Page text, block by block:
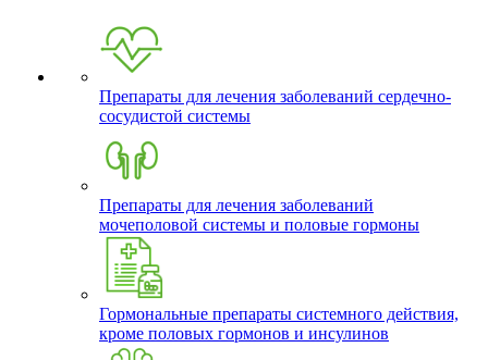
Препараты для лечения заболеваний сердечно-
сосудистой системы
Препараты для лечения заболеваний
мочеполовой системы и половые гормоны
Гормональные препараты системного действия,
кроме половых гормонов и инсулинов